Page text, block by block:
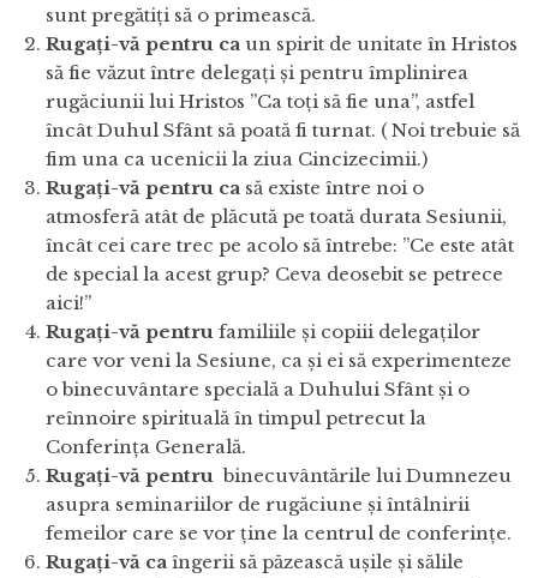
sunt pregătiți să o primească.
Rugați-vă pentru caun spirit de unitate în Hristos
să fie văzut între delegați și pentru împlinirea
rugăciunii lui Hristos ”Ca toți să fie una”, astfel
încât Duhul Sfânt să poată fi turnat. ( Noi trebuie să
fim una ca ucenicii la ziua Cincizecimii.)
Rugați-vă pentru casă existe între noi o
atmosferă atât de plăcută pe toată durata Sesiunii,
încât cei care trec pe acolo să întrebe: ”Ce este atât
de special la acest grup? Ceva deosebit se petrece
aici!”
Rugați-vă pentrufamiliile și copiii delegaților
care vor veni la Sesiune, ca și ei să experimenteze
o binecuvântare specială a Duhului Sfânt și o
reînnoire spirituală în timpul petrecut la
Conferința Generală.
Rugați-vă pentrubinecuvântările lui Dumnezeu
asupra seminariilor de rugăciune și întâlnirii
femeilor care se vor ține la centrul de conferințe.
Rugați-vă ca îngerii să păzească ușile și sălile